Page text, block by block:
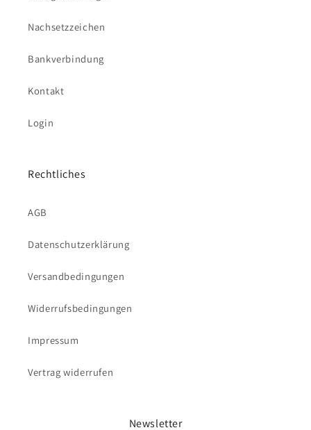
Nachsetzzeichen
Bankverbindung
Kontakt
Login
Rechtliches
AGB
Datenschutzerklärung
Versandbedingungen
Widerrufsbedingungen
Impressum
Vertrag widerrufen
Newsletter